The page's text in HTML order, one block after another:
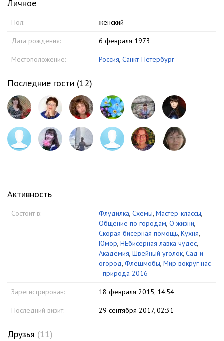
Личное
Пол: женский
Дата рождения: 6 февраля 1973
Местоположение: Россия, Санкт-Петербург
Последние гости (12)
Активность
Состоит в: Флудилка, Схемы, Мастер-классы,
Общение по городам, О жизни,
Скорая бисерная помощь, Кухня,
Юмор, НЕбисерная лавка чудес,
Академия, Швейный уголок, Сад и
огород, Флешмобы, Мир вокруг нас
- природа 2016
Зарегистрирован: 18 февраля 2015, 14:54
Последний визит: 29 сентября 2017, 02:31
Друзья (11)